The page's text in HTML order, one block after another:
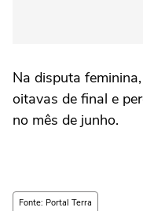
Na disputa
oitavas de final e
no mês de junho.
Fonte: Portal Terra